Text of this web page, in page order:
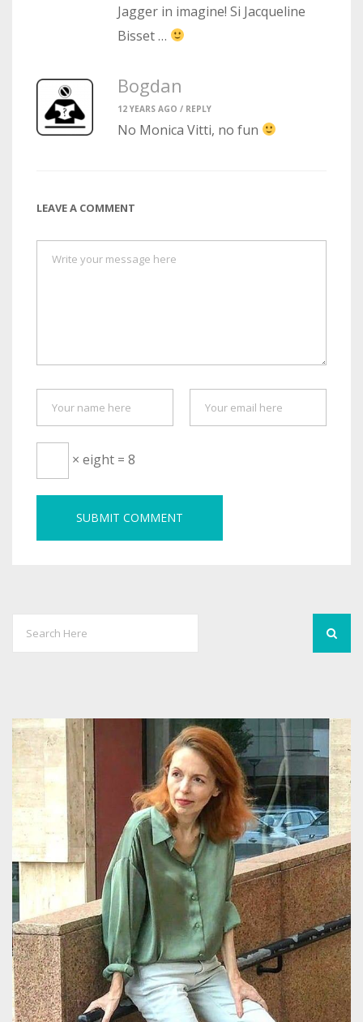
Jagger in imagine! Si Jacqueline
Bisset …
Bogdan
12 YEARS AGO / REPLY
No Monica Vitti, no fun
LEAVE A COMMENT
× eight = 8